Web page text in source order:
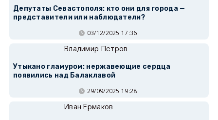
Депутаты Севастополя: кто они для города —
представители или наблюдатели?
03/12/2025 17:36
Владимир Петров
Утыкано гламуром: нержавеющие сердца
появились над Балаклавой
29/09/2025 19:28
Иван Ермаков